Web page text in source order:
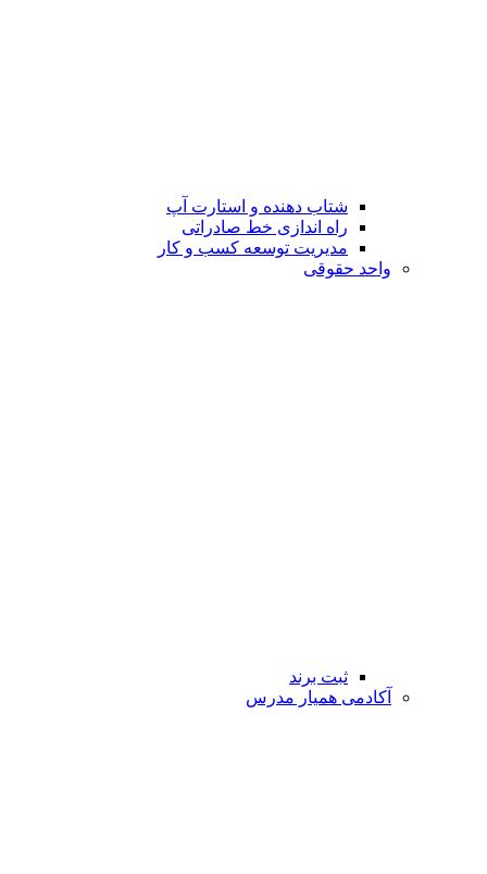
شتاب دهنده و استارت آپ
راه اندازی خط صادراتی
مدیریت توسعه کسب و کار
واحد حقوقی
ثبت برند
آکادمی همیار مدرس